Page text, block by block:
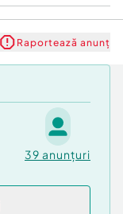
Raportează anunț
39 anunțuri